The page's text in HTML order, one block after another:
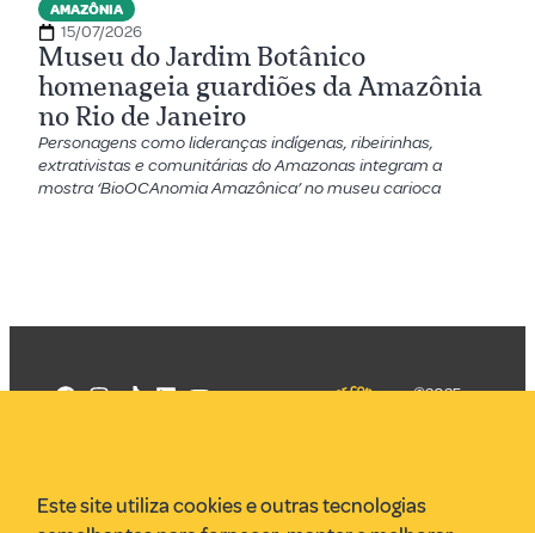
AMAZÔNIA
15/07/2026
Museu do Jardim Botânico
homenageia guardiões da Amazônia
no Rio de Janeiro
Personagens como lideranças indígenas, ribeirinhas,
extrativistas e comunitárias do Amazonas integram a
mostra ‘BioOCAnomia Amazônica’ no museu carioca
VR Assessoria
©2025
Este site utiliza cookies e outras tecnologias